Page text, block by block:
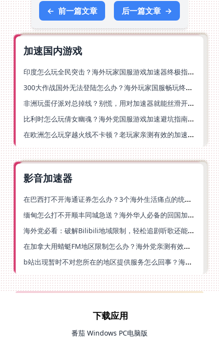
← 前一篇文章 后一篇文章 →
加速国内游戏
印度怎么玩全民突击？海外玩家国服游戏加速器终极指南（附原神延迟优化+精灵之境加速器选择）
300大作战国外无法登陆怎么办？海外玩家国服畅玩终极指南（附实测推荐）
非洲玩蛋仔派对总掉线？别慌，用对加速器就能丝滑开跑！
比利时怎么玩倩女幽魂？海外党国服游戏加速避坑指南（附实测推荐）
在欧洲怎么玩穿越火线不卡顿？老玩家亲测有效的加速器选择指南
影音加速器
在巴西打不开海通证券怎么办？3个海外生活痛点的统一解决方案
缅甸怎么打不开顺丰同城急送？海外华人必备的回国加速指南（附B站会员游戏解决方案）
海外党必看：破解Bilibili地域限制，轻松追剧听歌还能流畅理财的实用指南
在加拿大用蜻蜓FM地区限制怎么办？海外党亲测有效的回国加速方案
b站出现暂时不对您所在的地区提供服务怎么回事？海外党亲测有效的回国加速方案
下载应用
番茄 Windows PC电脑版